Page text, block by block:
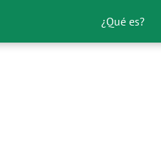
¿Qué es?